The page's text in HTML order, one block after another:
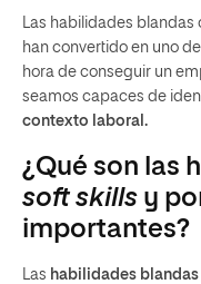
Las habilidades
han convertido en uno
hora de conseguir un
seamos capaces de
contexto laboral.
¿Qué son las
soft skillsy
importantes?
Las habilidades blandas